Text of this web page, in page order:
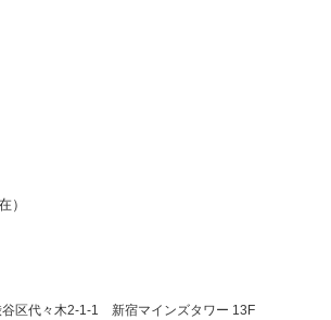
）
区代々木2-1-1 新宿マインズタワー 13F